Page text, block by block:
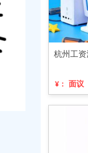
杭州工
¥： 面议